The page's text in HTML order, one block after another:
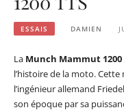
ESSAIS DAMIEN
La Munch Mammut 1200
l’histoire de la moto.
l’ingénieur allemand
son époque par sa